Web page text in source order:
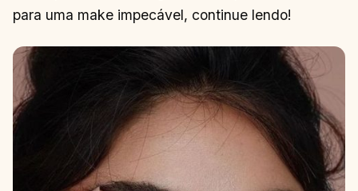
para uma make impecável, continue lendo!